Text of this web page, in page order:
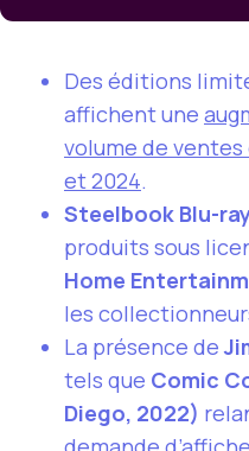
Des éditions
affichent une
volume de ventes
et 2024.
Steelbook Blu-
produits sous
Home
les
La présence de
tels que Comic
Diego, 2022)